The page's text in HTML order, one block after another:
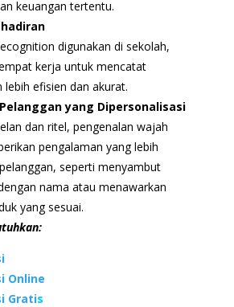
keuangan tertentu.
digunakan di sekolah,
kerja untuk mencatat
lebih efisien dan akurat.
yang Dipersonalisasi
dan ritel, pengenalan wajah
pengalaman yang lebih
seperti menyambut
nama atau menawarkan
yang sesuai.
Online
Gratis